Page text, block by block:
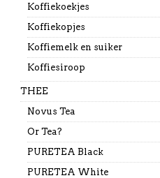
Koffiekoekjes
Koffiekopjes
Koffiemelk en suiker
Koffiesiroop
THEE
Novus Tea
Or Tea?
PURETEA Black
PURETEA White